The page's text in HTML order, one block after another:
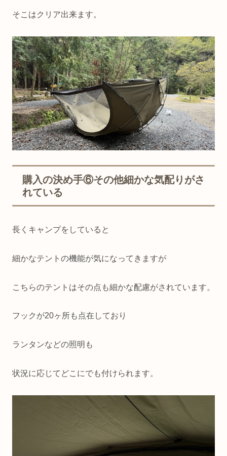
そこはクリア出来ます。
購入の決め手⑥その他細かな気配りがさ
れている
長くキャンプをしていると
細かなテントの機能が気になってきますが
こちらのテントはその点も細かな配慮がされています。
フックが20ヶ所も点在しており
ランタンなどの照明も
状況に応じてどこにでも付けられます。